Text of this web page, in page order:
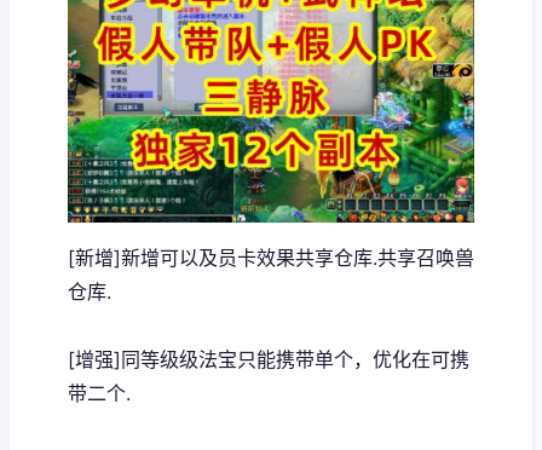
[新增]新增可以及员卡效果共享仓库.共享召唤兽
仓库.
[增强]同等级级法宝只能携带单个，优化在可携
带二个.